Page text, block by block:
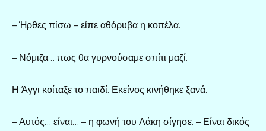
– Ήρθες πίσω – είπε αθόρυβα η κοπέλα.
– Νόμιζα… πως θα γυρνούσαμε σπίτι μαζί.
Η Άγγι κοίταξε το παιδί. Εκείνος κινήθηκε ξανά.
– Αυτός… είναι… – η φωνή του Λάκη σίγησε. – Είναι δικός